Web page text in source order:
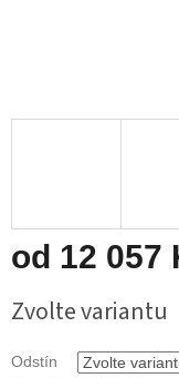
od 12 057
cena:
Zvolte variantu
Odstín